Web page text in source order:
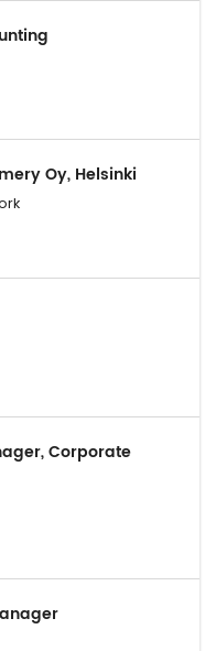
Oy, Helsinki
Corporate